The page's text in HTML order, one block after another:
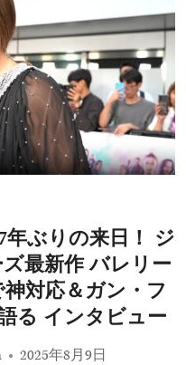
ぶりの来日！ ジ
最新作 バレリー
対応＆ガン・フ
る インタビュー
2025年8月9日